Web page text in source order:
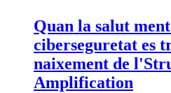
Quan la salut
ciberseguretat es
naixement de
Amplification